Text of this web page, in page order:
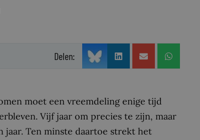
Delen:
moet een vreemdeling enige tijd
Vijf jaar om precies te zijn, maar
Ten minste daartoe strekt het